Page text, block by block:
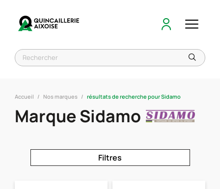
Accueil Nos marques résultats de recherche pour Sidamo
Marque Sidamo
Filtres